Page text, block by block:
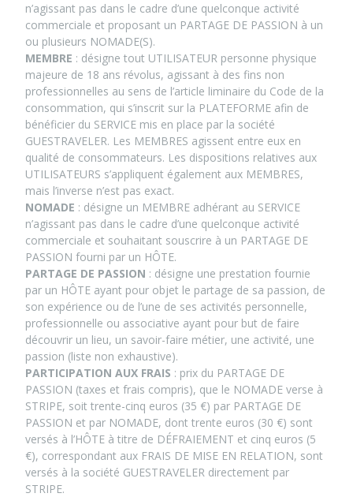
n’agissant pas dans le cadre d’une quelconque activité
commerciale et proposant un PARTAGE DE PASSION à un
ou plusieurs NOMADE(S).
MEMBRE : désigne tout UTILISATEUR personne physique
majeure de 18 ans révolus, agissant à des fins non
professionnelles au sens de l’article liminaire du Code de la
consommation, qui s’inscrit sur la PLATEFORME afin de
bénéficier du SERVICE mis en place par la société
GUESTRAVELER. Les MEMBRES agissent entre eux en
qualité de consommateurs. Les dispositions relatives aux
UTILISATEURS s’appliquent également aux MEMBRES,
mais l’inverse n’est pas exact.
NOMADE : désigne un MEMBRE adhérant au SERVICE
n’agissant pas dans le cadre d’une quelconque activité
commerciale et souhaitant souscrire à un PARTAGE DE
PASSION fourni par un HÔTE.
PARTAGE DE PASSION : désigne une prestation fournie
par un HÔTE ayant pour objet le partage de sa passion, de
son expérience ou de l’une de ses activités personnelle,
professionnelle ou associative ayant pour but de faire
découvrir un lieu, un savoir-faire métier, une activité, une
passion (liste non exhaustive).
PARTICIPATION AUX FRAIS : prix du PARTAGE DE
PASSION (taxes et frais compris), que le NOMADE verse à
STRIPE, soit trente-cinq euros (35 €) par PARTAGE DE
PASSION et par NOMADE, dont trente euros (30 €) sont
versés à l’HÔTE à titre de DÉFRAIEMENT et cinq euros (5
€), correspondant aux FRAIS DE MISE EN RELATION, sont
versés à la société GUESTRAVELER directement par
STRIPE.